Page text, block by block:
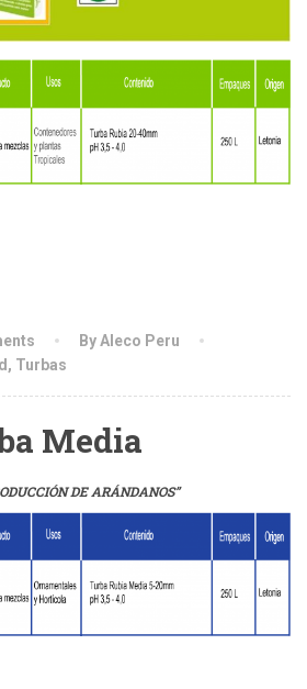
By Aleco Peru
, Turbas
Media
DE ARÁNDANOS”